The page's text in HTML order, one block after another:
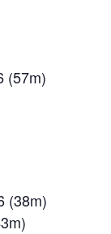
(57m)
(38m)